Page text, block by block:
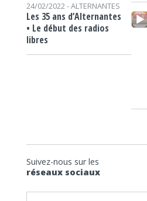
24/02/2022 -ALTERNANTES
Les 35 ans d’Alternantes
• Le début des radios
libres
Lecteur
Suivez-nous sur les
réseaux sociaux